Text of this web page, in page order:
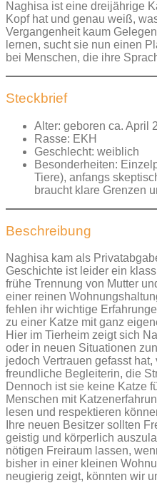
Naghisa ist eine dreijährige
Kopf hat und genau weiß,
Vergangenheit kaum
lernen, sucht sie nun einen
bei Menschen, die ihre
Steckbrief
Alter: geboren ca. April
Rasse: EKH
Geschlecht: weiblich
Besonderheiten:
Tiere), anfangs
braucht klare Grenzen
Beschreibung
Naghisa kam als
Geschichte ist leider ein
frühe Trennung von Mutter
einer reinen
fehlen ihr wichtige
zu einer Katze mit ganz
Hier im Tierheim zeigt sich
oder in neuen Situationen
jedoch Vertrauen gefasst
freundliche Begleiterin, die
Dennoch ist sie keine Katze
Menschen mit
lesen und respektieren
Ihre neuen Besitzer sollten
geistig und körperlich
nötigen Freiraum lassen,
bisher in einer kleinen
neugierig zeigt, könnten wir